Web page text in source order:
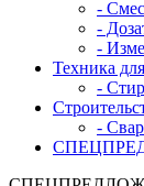
-
-
-
Техника
-
-